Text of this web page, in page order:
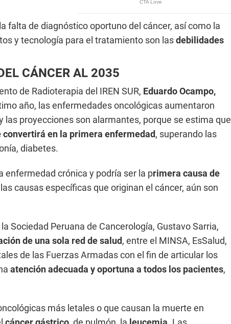
falta de diagnóstico oportuno del cáncer, así como la
y tecnología para el tratamiento son lasdebilidades
CÁNCER AL 2035
de Radioterapia del IREN SUR, Eduardo Ocampo,
año, las enfermedades oncológicas aumentaron
las proyecciones son alarmantes, porque se estima que
convertirá en la primera enfermedad, superando las
diabetes.
enfermedad crónica y podría ser la primera causa de
causas específicas que originan el cáncer, aún son
Sociedad Peruana de Cancerología, Gustavo Sarria,
de una sola red de salud, entre el MINSA, EsSalud,
de las Fuerzas Armadas con el fin de articular los
atención adecuada y oportuna a todos los pacientes,
más letales o que causan la muerte en